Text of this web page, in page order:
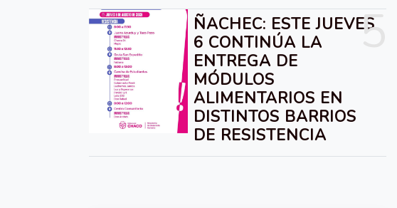
5
ÑACHEC: ESTE JUEVES
6 CONTINÚA LA
ENTREGA DE
MÓDULOS
ALIMENTARIOS EN
DISTINTOS BARRIOS
DE RESISTENCIA